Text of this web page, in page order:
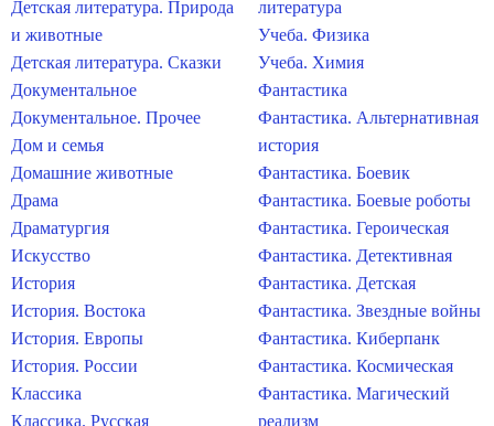
Детская литература. Природа
и животные
Детская литература. Сказки
Документальное
Документальное. Прочее
Дом и семья
Домашние животные
Драма
Драматургия
Искусство
История
История. Востока
История. Европы
История. России
Классика
Классика. Русская
литература
Учеба. Физика
Учеба. Химия
Фантастика
Фантастика. Альтернативная
история
Фантастика. Боевик
Фантастика. Боевые роботы
Фантастика. Героическая
Фантастика. Детективная
Фантастика. Детская
Фантастика. Звездные войны
Фантастика. Киберпанк
Фантастика. Космическая
Фантастика. Магический
реализм